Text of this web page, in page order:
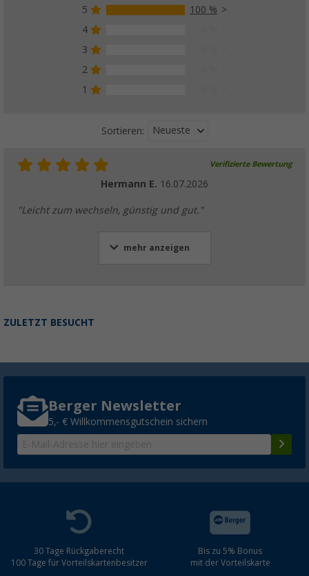
(2)
39,99€ UVP 59,99 €
5
100 %
4
3
2
1
Sortieren: Neueste
Verifizierte Bewertung
Hermann E. 16.07.2026
"Leicht zum wechseln, günstig und gut."
mehr anzeigen
ZULETZT BESUCHT
Berger Newsletter
5,- € Willkommensgutschein sichern
30 Tage Rückgaberecht
100 Tage für Vorteilskartenbesitzer
Bis zu 5% Bonus
mit der Vorteilskarte